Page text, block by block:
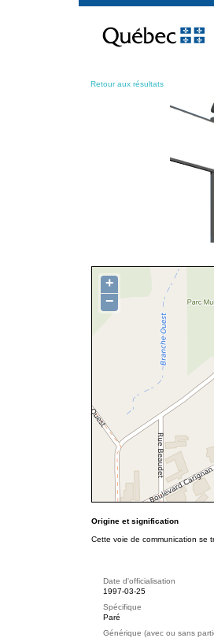
contenu
Retour aux résultats
+
−
Origine et signification
Cette voie de communication se
Date d'officialisation
1997-03-25
Spécifique
Paré
Générique (avec ou sans